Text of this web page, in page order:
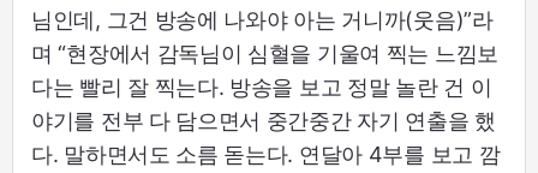
님인데, 그건 방송에 나와야 아는 거니까(웃음)”라
며 “현장에서 감독님이 심혈을 기울여 찍는 느낌보
다는 빨리 잘 찍는다. 방송을 보고 정말 놀란 건 이
야기를 전부 다 담으면서 중간중간 자기 연출을 했
다. 말하면서도 소름 돋는다. 연달아 4부를 보고 깜